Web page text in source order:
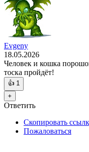
Evgeny
18.05.2026
Человек и кошка
тоска пройдёт!
👍 1
+
Ответить
Скопировать
Пожаловаться